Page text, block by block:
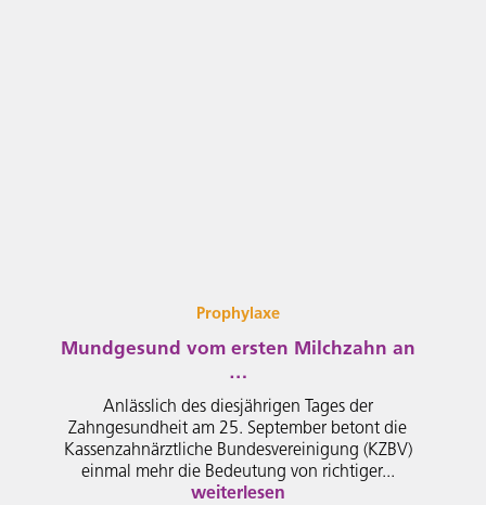
Prophylaxe
Mundgesund vom ersten Milchzahn an
…
Anlässlich des diesjährigen Tages der
Zahngesundheit am 25. September betont die
Kassenzahnärztliche Bundesvereinigung (KZBV)
einmal mehr die Bedeutung von richtiger...
weiterlesen